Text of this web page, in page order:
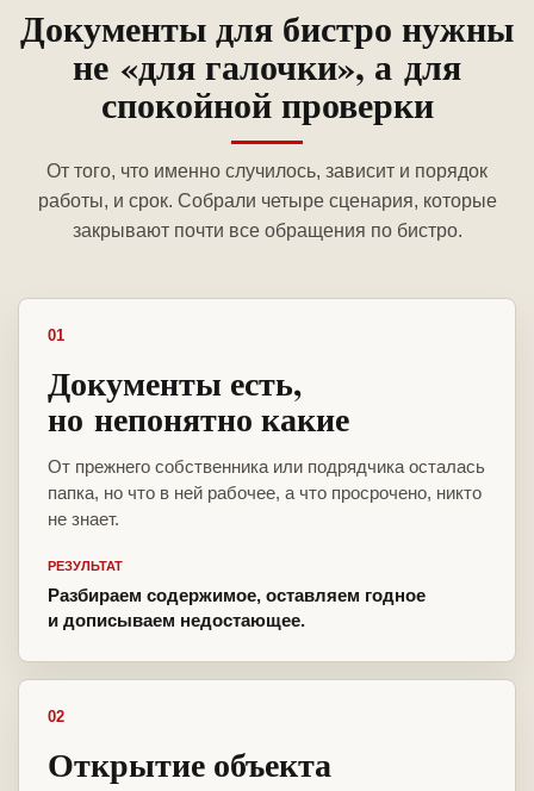
Документы для бистро нужны
не «для галочки», а для
спокойной проверки
От того, что именно случилось, зависит и порядок
работы, и срок. Собрали четыре сценария, которые
закрывают почти все обращения по бистро.
01
Документы есть,
но непонятно какие
От прежнего собственника или подрядчика осталась
папка, но что в ней рабочее, а что просрочено, никто
не знает.
РЕЗУЛЬТАТ
Разбираем содержимое, оставляем годное
и дописываем недостающее.
02
Открытие объекта